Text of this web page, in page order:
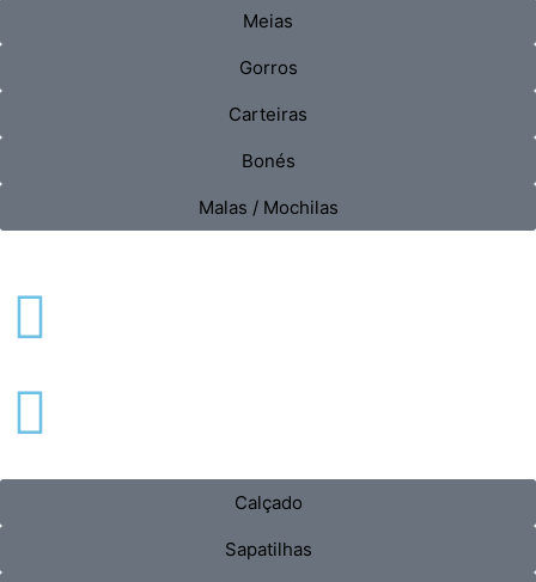
Meias
Gorros
Carteiras
Bonés
Malas / Mochilas
Calçado
Sapatilhas